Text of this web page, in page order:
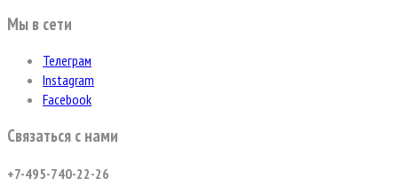
Мы в сети
Телеграм
Instagram
Facebook
Связаться с нами
+7-495-740-22-26